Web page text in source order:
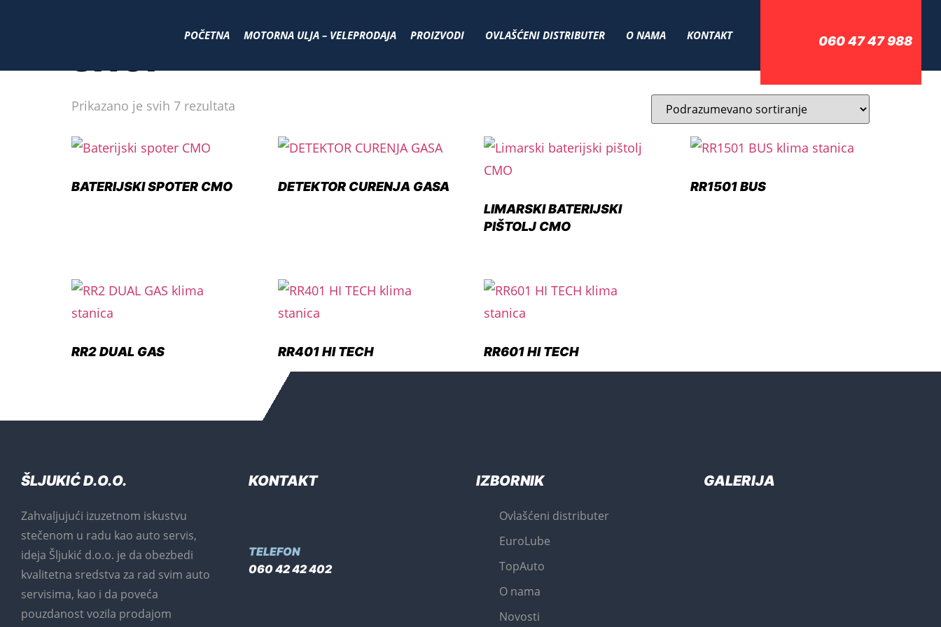
POČETNA MOTORNA ULJA – VELEPRODAJA PROIZVODI OVLAŠĆENI DISTRIBUTER O NAMA KONTAKT 060 47 47 988
SHOP
Prikazano je svih 7 rezultata
BATERIJSKI SPOTER CMO
DETEKTOR CURENJA GASA
LIMARSKI BATERIJSKI
PIŠTOLJ CMO
RR1501 BUS
RR2 DUAL GAS RR401 HI TECH RR601 HI TECH
ŠLJUKIĆ D.O.O.
Zahvaljujući izuzetnom iskustvu
stečenom u radu kao auto servis,
ideja Šljukić d.o.o. je da obezbedi
kvalitetna sredstva za rad svim auto
servisima, kao i da poveća
pouzdanost vozila prodajom
KONTAKT
TELEFON
060 42 42 402
IZBORNIK
Ovlašćeni distributer
EuroLube
TopAuto
O nama
Novosti
GALERIJA